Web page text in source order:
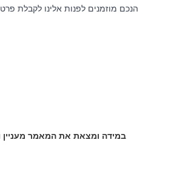
הנכם מוזמנים לפנות אלינו לקבלת
במידה ומצאת את המאמר מעניין